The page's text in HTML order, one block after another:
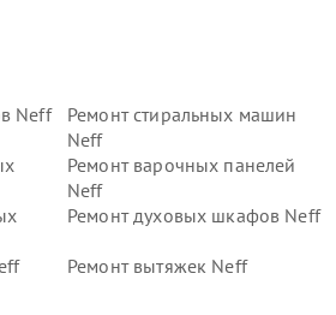
Neff
Ремонт стиральных машин
Neff
Ремонт варочных панелей
Neff
Ремонт духовых шкафов Neff
Ремонт вытяжек Neff